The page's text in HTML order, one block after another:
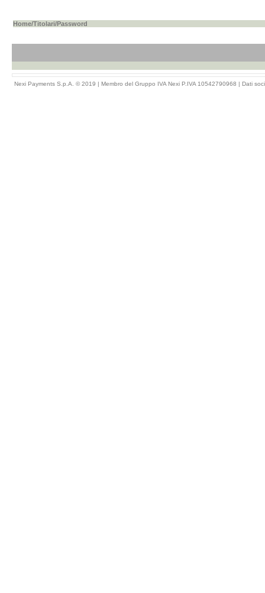
Home/Titolari/Password
Nexi Payments S.p.A. © 2019 | Membro del Gruppo IVA Nexi P.IVA 10542790968 | Dati